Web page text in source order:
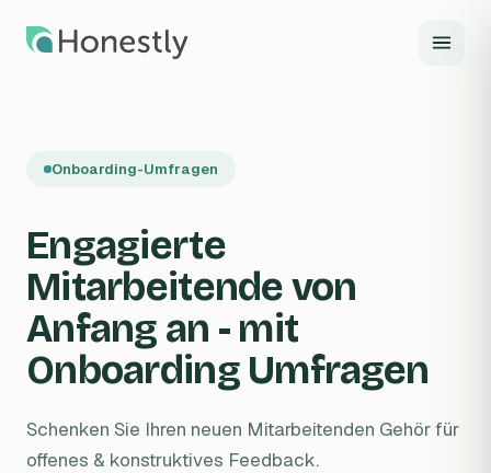
Onboarding-Umfragen
Engagierte
Mitarbeitende von
Anfang an - mit
Onboarding Umfragen
Schenken Sie Ihren neuen Mitarbeitenden Gehör für
offenes & konstruktives Feedback.